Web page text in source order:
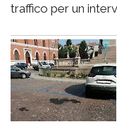
traffico per un